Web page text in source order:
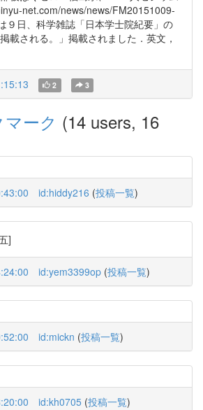
net.com/news/news/FM20151009-
９日、科学雑誌「日本学士院紀要」の
載される。」掲載されました．英文，
2 3
ーク (14 users, 16
id:hiddy216 (投稿一覧)
]
id:yem3399op (投稿一覧)
id:mickn (投稿一覧)
id:kh0705 (投稿一覧)